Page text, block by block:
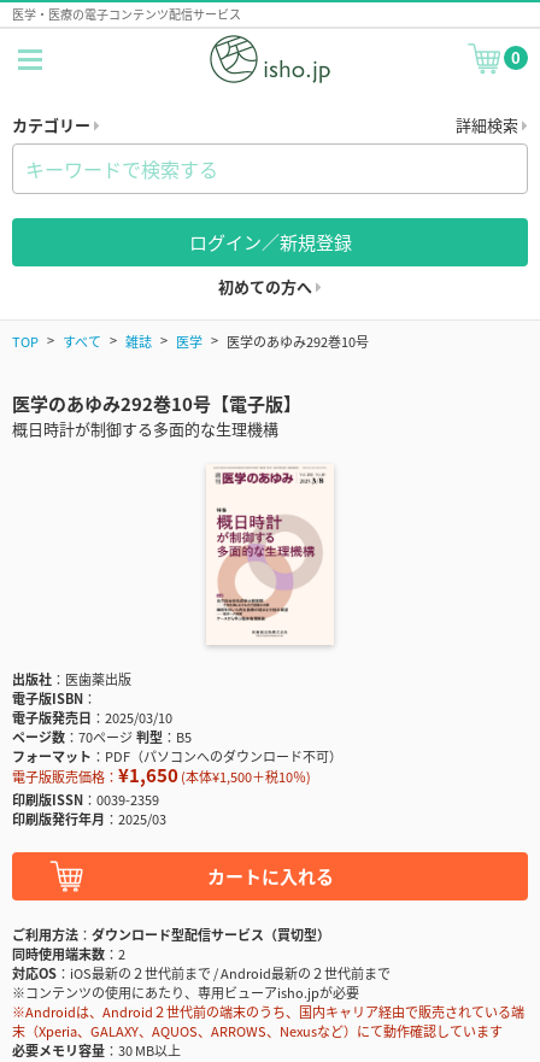
医学・医療の電子コンテンツ配信サービス
0
カテゴリー 詳細検索
ログイン／新規登録
初めての方へ
TOP すべて 雑誌 医学 医学のあゆみ292巻10号
医学のあゆみ292巻10号【電子版】
概日時計が制御する多面的な生理機構
出版社
医歯薬出版
電子版ISBN
電子版発売日
2025/03/10
ページ数
70ページ判型
B5
フォーマット
PDF（パソコンへのダウンロード不可）
電子版販売価格： ¥1,650(本体¥1,500＋税10％)
印刷版ISSN
0039-2359
印刷版発行年月
2025/03
カートに入れる
ご利用方法
ダウンロード型配信サービス（買切型）
同時使用端末数
2
対応OS
iOS最新の２世代前まで / Android最新の２世代前まで
※コンテンツの使用にあたり、専用ビューアisho.jpが必要
※Androidは、Android２世代前の端末のうち、国内キャリア経由で販売されている端
末（Xperia、GALAXY、AQUOS、ARROWS、Nexusなど）にて動作確認しています
必要メモリ容量
30 MB以上